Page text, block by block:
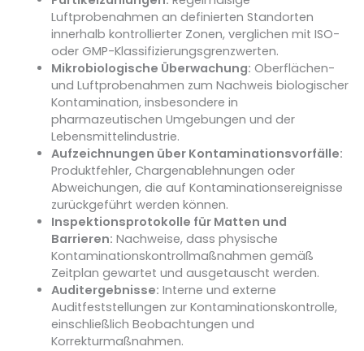
Luftprobenahmen an definierten Standorten
innerhalb kontrollierter Zonen, verglichen mit ISO-
oder GMP-Klassifizierungsgrenzwerten.
Mikrobiologische Überwachung: Oberflächen-
und Luftprobenahmen zum Nachweis biologischer
Kontamination, insbesondere in
pharmazeutischen Umgebungen und der
Lebensmittelindustrie.
Aufzeichnungen über Kontaminationsvorfälle:
Produktfehler, Chargenablehnungen oder
Abweichungen, die auf Kontaminationsereignisse
zurückgeführt werden können.
Inspektionsprotokolle für Matten und
Barrieren: Nachweise, dass physische
Kontaminationskontrollmaßnahmen gemäß
Zeitplan gewartet und ausgetauscht werden.
Auditergebnisse: Interne und externe
Auditfeststellungen zur Kontaminationskontrolle,
einschließlich Beobachtungen und
Korrekturmaßnahmen.